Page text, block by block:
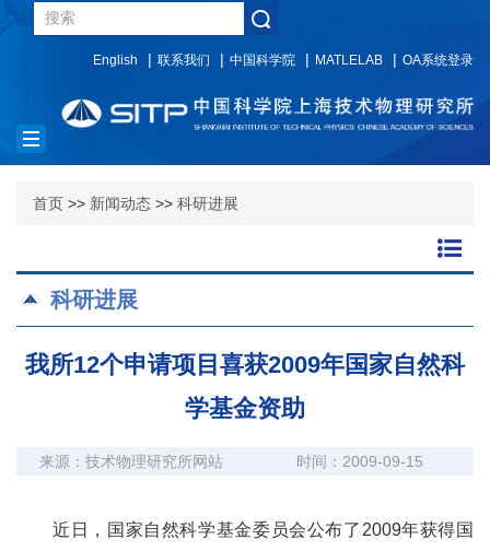
English 联系我们 中国科学院 MATLELAB OA系统登录
Toggle
navigation
首页 >> 新闻动态 >> 科研进展
科研进展
我所12个申请项目喜获2009年国家自然科
学基金资助
来源：技术物理研究所网站 时间：2009-09-15
近日，国家自然科学基金委员会公布了2009年获得国